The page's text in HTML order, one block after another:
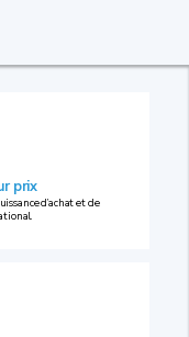
prix
d’achat et de